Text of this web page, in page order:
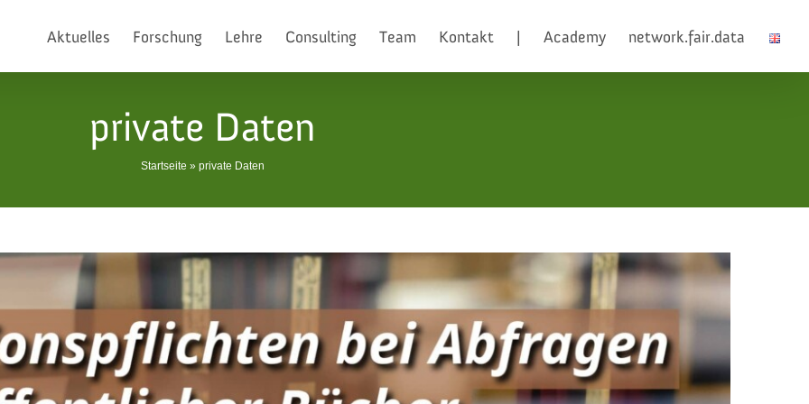
Aktuelles Forschung Lehre Consulting Team Kontakt Academy network.fair.data
private Daten
Startseite » private Daten